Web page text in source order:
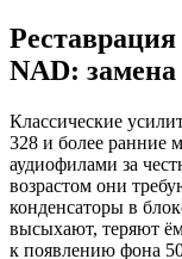
NAD: замена
Классические
328 и более ранние
аудиофилами за
возрастом они
конденсаторы в
высыхают, теряют
к появлению фона